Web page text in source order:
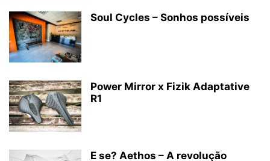
Soul Cycles – Sonhos possíveis
Power Mirror x Fizik Adaptative
R1
E se? Aethos – A revolução